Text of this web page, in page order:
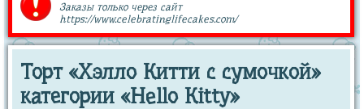
Заказы только через сайт
https://www.celebratinglifecakes.com/
Торт «Хэлло Китти с сумочкой»
категории «Hello Kitty»